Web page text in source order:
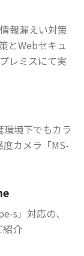
報漏えい対策
とWebセキュ
レミスにて実
環境下でもカラ
カメラ「MS-
s」対応の、
紹介